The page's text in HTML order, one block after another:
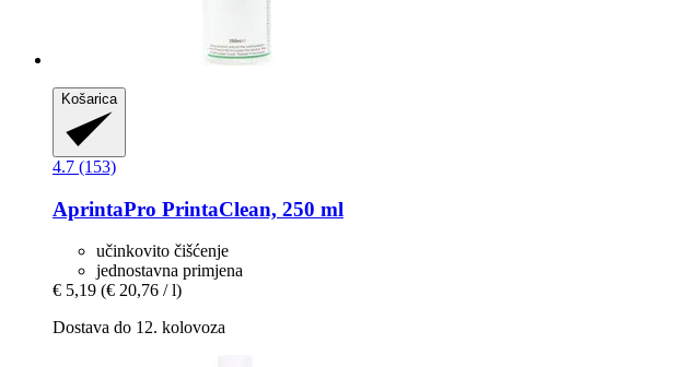
Košarica
4.7 (153)
AprintaPro PrintaClean, 250 ml
učinkovito čišćenje
jednostavna primjena
€ 5,19 (€ 20,76 / l)
Dostava do 12. kolovoza